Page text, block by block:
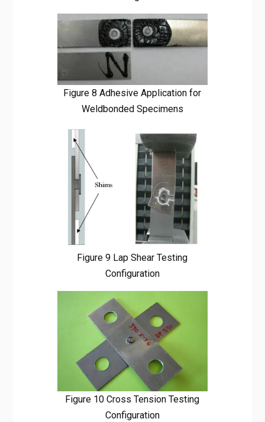
Figure 8 Adhesive Application for
Weldbonded Specimens
Figure 9 Lap Shear Testing
Configuration
Figure 10 Cross Tension Testing
Configuration